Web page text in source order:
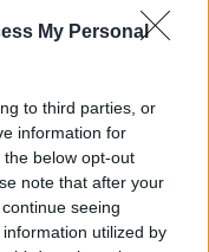
My Personal
to third parties, or
information for
below opt-out
note that after your
seeing
utilized by